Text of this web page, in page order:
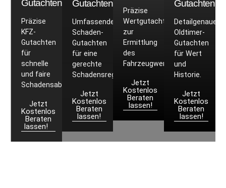
Gutachten
Präzise
KFZ-
Gutachten
für
schnelle
und faire
Schadensabwicklung.
Jetzt
Kostenlos
Beraten
lassen!
Gutachten
Umfassende
Schaden-
Gutachten
für eine
gerechte
Schadensregulierung.
Jetzt
Kostenlos
Beraten
lassen!
Präzise
Wertgutachten
zur
Ermittlung
des
Fahrzeugwerts.
Jetzt
Kostenlos
Beraten
lassen!
Gutachten
Detailgenaue
Oldtimer-
Gutachten
für Wert
und
Historie.
Jetzt
Kostenlos
Beraten
lassen!